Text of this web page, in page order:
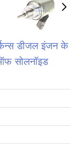
डीजल इंजन के
सोलनॉइड